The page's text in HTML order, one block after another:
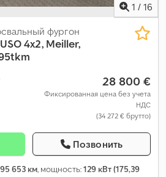
1 / 16
фургон
4x2, Meiller,
28 800 €
Фиксированная цена без учета
НДС
(34 272 € брутто)
Позвонить
95 653 км, мощность:129 кВт (175,39